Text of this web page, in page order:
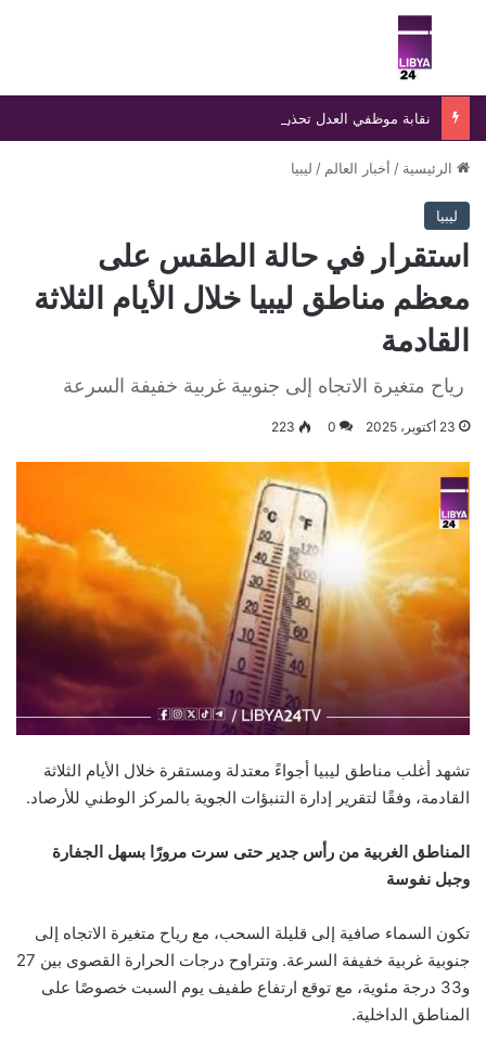
بحث عن
الرئيسية / أخبار العالم / ليبيا
ليبيا
استقرار في حالة الطقس على
معظم مناطق ليبيا خلال الأيام الثلاثة
القادمة
رياح متغيرة الاتجاه إلى جنوبية غربية خفيفة السرعة
23 أكتوبر، 2025 0
223
تشهد أغلب مناطق ليبيا أجواءً معتدلة ومستقرة خلال الأيام الثلاثة
القادمة، وفقًا لتقرير إدارة التنبؤات الجوية بالمركز الوطني للأرصاد.
المناطق الغربية من رأس جدير حتى سرت مرورًا بسهل الجفارة
وجبل نفوسة
تكون السماء صافية إلى قليلة السحب، مع رياح متغيرة الاتجاه إلى
جنوبية غربية خفيفة السرعة. وتتراوح درجات الحرارة القصوى بين 27
و33 درجة مئوية، مع توقع ارتفاع طفيف يوم السبت خصوصًا على
المناطق الداخلية.